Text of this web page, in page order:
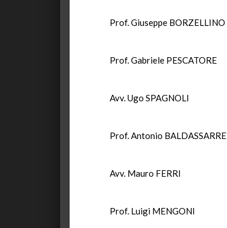
Prof. Giuseppe BORZELLINO
Prof. Gabriele PESCATORE
Avv. Ugo SPAGNOLI
Prof. Antonio BALDASSARRE
Avv. Mauro FERRI
Prof. Luigi MENGONI